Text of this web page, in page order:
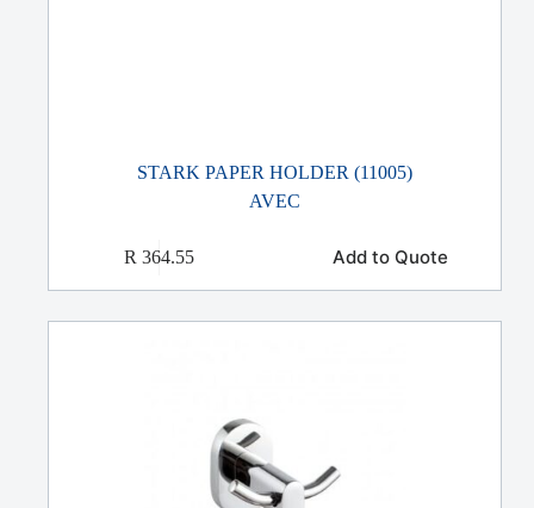
STARK PAPER HOLDER (11005)
AVEC
R 364.55 Add to Quote